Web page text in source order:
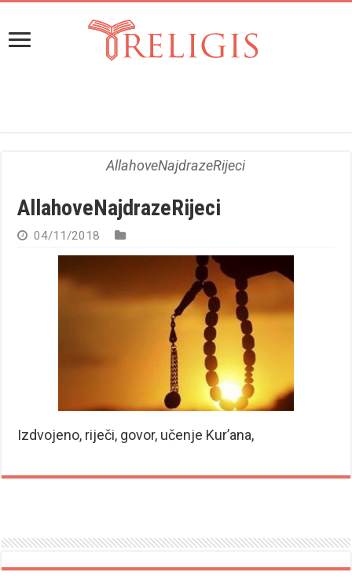
AllahoveNajdrazeRijeci
AllahoveNajdrazeRijeci
04/11/2018
Izdvojeno, riječi, govor, učenje Kur’ana,